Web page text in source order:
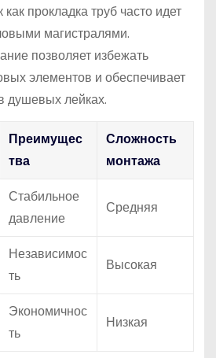
прокладка труб часто идет
магистралями.
позволяет избежать
элементов и обеспечивает
душевых лейках.
Преимущес
тва
Сложность
монтажа
Стабильное
давление
Средняя
Независимос
ть
Высокая
Экономичнос
ть
Низкая